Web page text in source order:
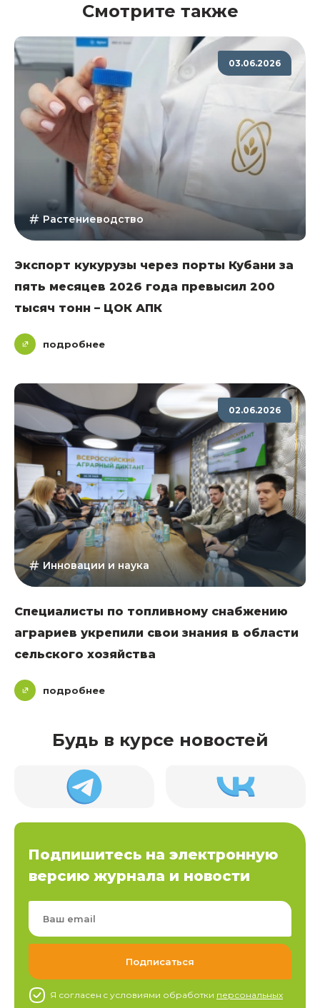
Смотрите также
03.06.2026
Растениеводство
Экспорт кукурузы через порты Кубани за
пять месяцев 2026 года превысил 200
тысяч тонн – ЦОК АПК
подробнее
02.06.2026
Инновации и наука
Специалисты по топливному снабжению
аграриев укрепили свои знания в области
сельского хозяйства
подробнее
Будь в курсе новостей
Подпишитесь на электронную
версию журнала и новости
Я согласен c условиями обработки персональных